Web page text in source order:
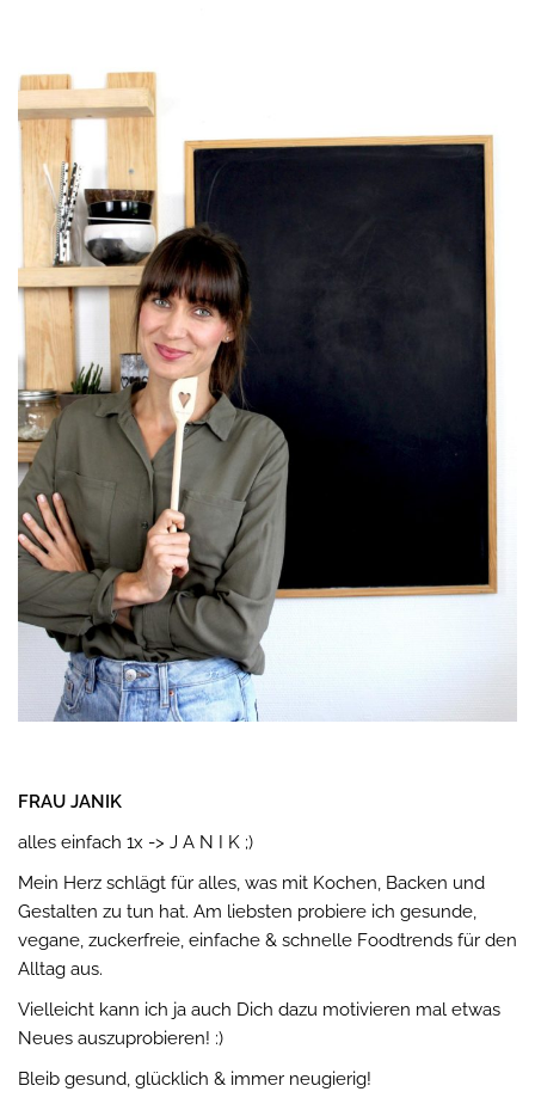
FRAU JANIK
alles einfach 1x -> J A N I K ;)
Mein Herz schlägt für alles, was mit Kochen, Backen und
Gestalten zu tun hat. Am liebsten probiere ich gesunde,
vegane, zuckerfreie, einfache & schnelle Foodtrends für den
Alltag aus.
Vielleicht kann ich ja auch Dich dazu motivieren mal etwas
Neues auszuprobieren! :)
Bleib gesund, glücklich & immer neugierig!